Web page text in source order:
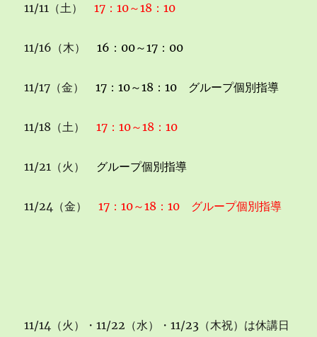
11/11（土）17：10～18：10
11/16（木）16：00～17：00
11/17（金）17：10～18：10 グループ個別指導
11/18（土）17：10～18：10
11/21（火） グループ個別指導
11/24（金）17：10～18：10 グループ個別指導
11/14（火）・11/22（水）・11/23（木祝）は休講日